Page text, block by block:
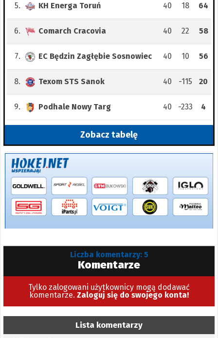
5. KH Energa Toruń 40 18 64
6. Comarch Cracovia 40 22 58
7. EC Będzin Zagłębie Sosnowiec 40 10 56
8. Texom STS Sanok 40 -115 20
9. Podhale Nowy Targ 40 -233 4
Zobacz tabelę
Liczba komentarzy: 5
Komentarze
Tylko zalogowani użytkownicy mogą dodawać
komentarze. Zaloguj się do swojego konta!
Lista komentarzy